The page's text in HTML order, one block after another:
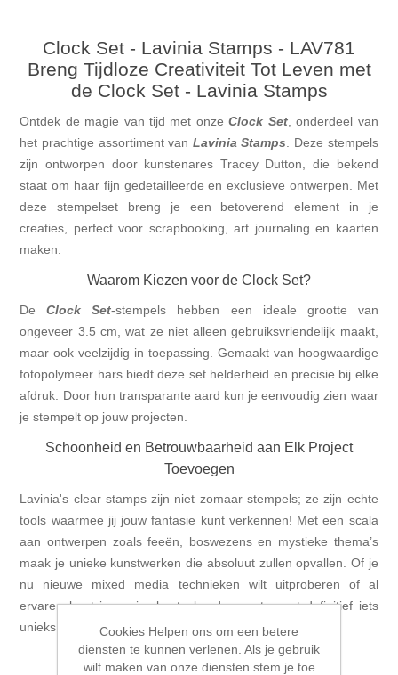
Clock Set - Lavinia Stamps - LAV781
Breng Tijdloze Creativiteit Tot Leven met
de Clock Set - Lavinia Stamps
Ontdek de magie van tijd met onzeClock Set, onderdeel van
het prachtige assortiment van Lavinia Stamps. Deze stempels
zijn ontworpen door kunstenares Tracey Dutton, die bekend
staat om haar fijn gedetailleerde en exclusieve ontwerpen. Met
deze stempelset breng je een betoverend element in je
creaties, perfect voor scrapbooking, art journaling en kaarten
maken.
Waarom Kiezen voor de Clock Set?
DeClock Set-stempels hebben een ideale grootte van
ongeveer 3.5 cm, wat ze niet alleen gebruiksvriendelijk maakt,
maar ook veelzijdig in toepassing. Gemaakt van hoogwaardige
fotopolymeer hars biedt deze set helderheid en precisie bij elke
afdruk. Door hun transparante aard kun je eenvoudig zien waar
je stempelt op jouw projecten.
Schoonheid en Betrouwbaarheid aan Elk Project
Toevoegen
Lavinia's clear stamps zijn niet zomaar stempels; ze zijn echte
tools waarmee jij jouw fantasie kunt verkennen! Met een scala
aan ontwerpen zoals feeën, boswezens en mystieke thema’s
maak je unieke kunstwerken die absoluut zullen opvallen. Of je
nu nieuwe mixed media technieken wilt uitproberen of al
ervaren bent in papier knutselen,deze set voegt definitief iets
unieks toe aan jouw projecten.
Krijg Inspiratie Voor Jouw Volgende Project!
Cookies Helpen ons om een betere
diensten te kunnen verlenen. Als je gebruik
wilt maken van onze diensten stem je toe